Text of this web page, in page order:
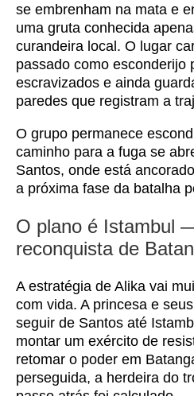
se embrenham na mata e
uma gruta conhecida
curandeira local. O lugar
passado como esconderijo
escravizados e ainda
paredes que registram a
O grupo permanece
caminho para a fuga se
Santos, onde está
a próxima fase da batalha
O plano é Istambul
reconquista de
A estratégia de Alika vai
com vida. A princesa e
seguir de Santos até
montar um exército de
retomar o poder em
perseguida, a herdeira do